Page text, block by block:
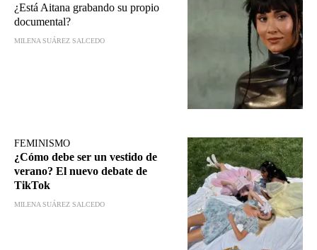
¿Está Aitana grabando su propio
documental?
MILENA SUÁREZ SALCEDO
FEMINISMO
¿Cómo debe ser un vestido de
verano? El nuevo debate de
TikTok
MILENA SUÁREZ SALCEDO